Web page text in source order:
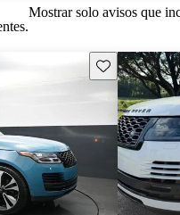
Mostrar solo avisos que
Guarda este